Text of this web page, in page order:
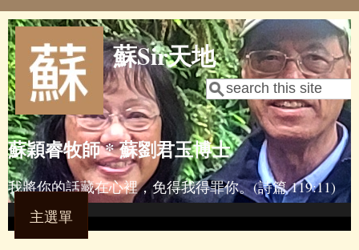
Skip to main content
蘇Sir天地
Search form
Search
蘇穎睿牧師 * 蘇劉君玉博士
我將你的話藏在心裡，免得我得罪你。(詩篇 119:11)
主選單